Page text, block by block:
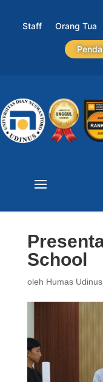
Staff Orang Tua
School
oleh Humas Udinus